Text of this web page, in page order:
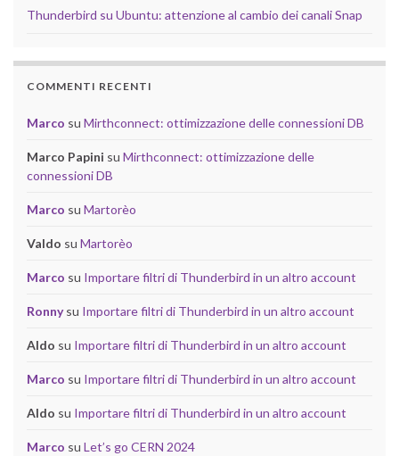
Thunderbird su Ubuntu: attenzione al cambio dei canali Snap
COMMENTI RECENTI
Marco su Mirthconnect: ottimizzazione delle connessioni DB
Marco Papini su Mirthconnect: ottimizzazione delle
connessioni DB
Marco su Martorèo
Valdo su Martorèo
Marco su Importare filtri di Thunderbird in un altro account
Ronnysu Importare filtri di Thunderbird in un altro account
Aldo su Importare filtri di Thunderbird in un altro account
Marco su Importare filtri di Thunderbird in un altro account
Aldo su Importare filtri di Thunderbird in un altro account
Marco su Let’s go CERN 2024